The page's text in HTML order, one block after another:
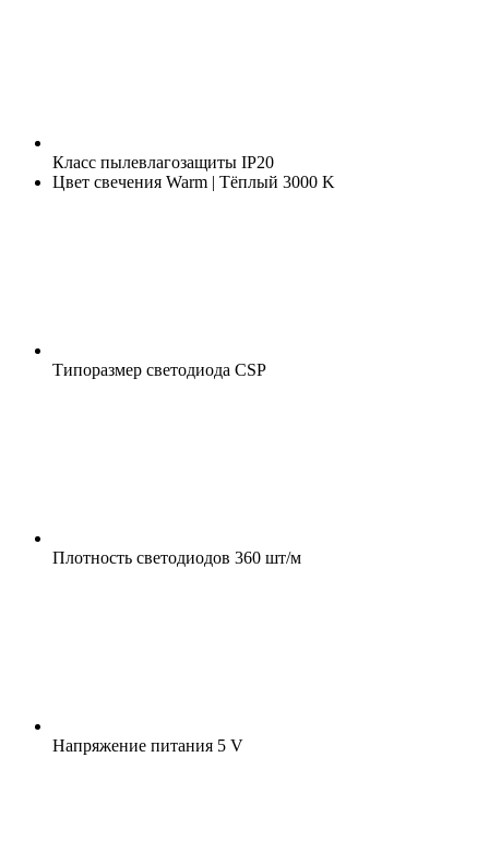
Класс пылевлагозащиты IP20
Цвет свечения Warm | Тёплый 3000 K
Типоразмер светодиода CSP
Плотность светодиодов 360 шт/м
Напряжение питания 5 V